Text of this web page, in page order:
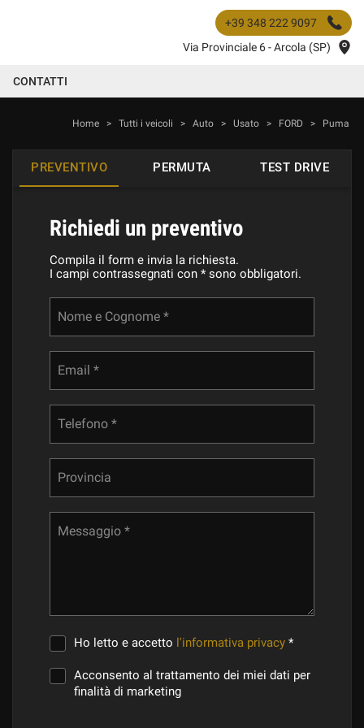
+39 348 222 9097
Via Provinciale 6 - Arcola (SP)
CONTATTI
Home > Tutti i veicoli > Auto > Usato > FORD > Puma
PREVENTIVO PERMUTA TEST DRIVE
Richiedi un preventivo
Compila il form e invia la richiesta.
I campi contrassegnati con * sono obbligatori.
Nome e Cognome *
Email *
Telefono *
Provincia
Messaggio *
Ho letto e accetto l'informativa privacy *
Acconsento al trattamento dei miei dati per
finalità di marketing